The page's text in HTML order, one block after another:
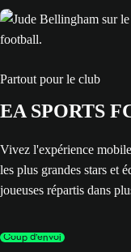
Partout pour le club
EA SPORTS
Vivez l'expérience
les plus grandes stars et
joueuses répartis dans
Coup d’envoi